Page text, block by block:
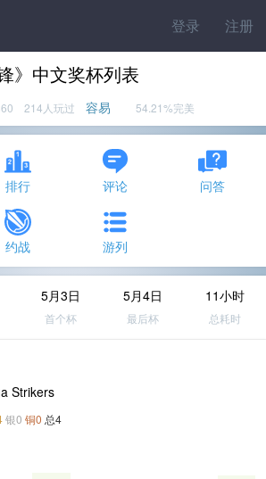
登录 注册
》中文奖杯列表
214人玩过 容易 54.21%完美
排行 评论 问答
约战 游列
5月3日
首个杯
5月4日
最后杯
11小时
总耗时
Strikers
银0 铜0 总4